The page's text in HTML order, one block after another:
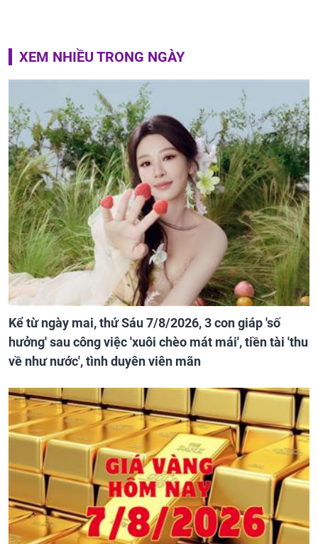
XEM NHIỀU TRONG NGÀY
Kể từ ngày mai, thứ Sáu 7/8/2026, 3 con giáp 'số
hưởng' sau công việc 'xuôi chèo mát mái', tiền tài 'thu
về như nước', tình duyên viên mãn